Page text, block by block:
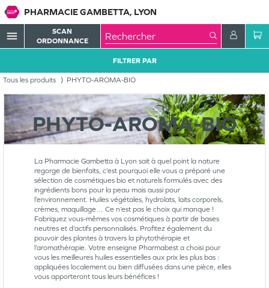
PHARMACIE GAMBETTA, LYON
menu
SCAN
ORDONNANCE
Tous les produits PHYTO-AROMA-BIO
FILTRER PAR
PHYTO-AROMA-BIO
La Pharmacie Gambetta à Lyon sait à quel point la nature
regorge de bienfaits, c’est pourquoi elle vous a préparé une
sélection de cosmétiques bio et naturels formulés avec des
ingrédients bons pour la peau mais aussi pour
l’environnement. Huiles végétales, hydrolats, laits corporels,
crèmes, maquillage… Ce n’est pas le choix qui manque !
Fabriquez vous-mêmes vos cosmétiques à partir de bases
neutres et d’actifs personnalisés. Profitez également du
pouvoir des plantes à travers la phytothérapie et
l’aromathérapie. Votre enseigne Pharmabest a choisi pour
vous les meilleures huiles essentielles aux prix les plus bas :
appliquées localement ou bien diffusées dans une pièce, elles
vous apporteront tous leurs bénéfices !